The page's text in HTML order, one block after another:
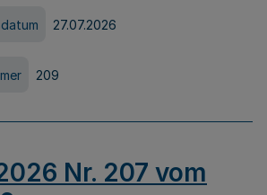
27.07.2026
209
Nr. 207 vom